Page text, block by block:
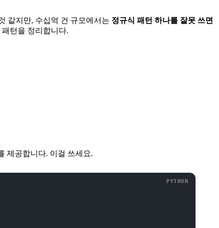
같지만, 수십억 건 규모에서는 정규식 패턴 하나를 잘못 쓰면
패턴을 정리합니다.
제공합니다. 이걸 쓰세요.